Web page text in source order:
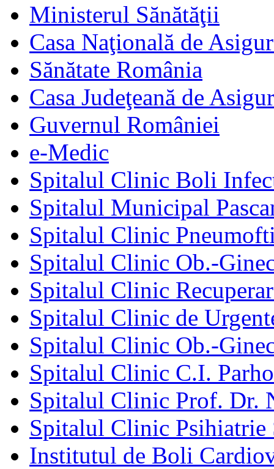
Ministerul Sănătăţii
Casa Naţională de
Sănătate România
Casa Judeţeană de
Guvernul României
e-Medic
Spitalul Clinic Boli
Spitalul Municipal
Spitalul Clinic
Spitalul Clinic Ob.-
Spitalul Clinic
Spitalul Clinic de
Spitalul Clinic Ob.-
Spitalul Clinic C.I.
Spitalul Clinic Prof. Dr.
Spitalul Clinic Psihiatrie
Institutul de Boli